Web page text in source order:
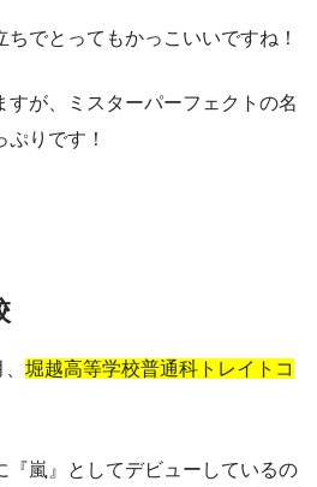
でとってもかっこいいですね！
が、 ミスターパーフェクト の名
りです！
堀越高等学校普通科トレイトコ
『嵐』としてデビューしているの